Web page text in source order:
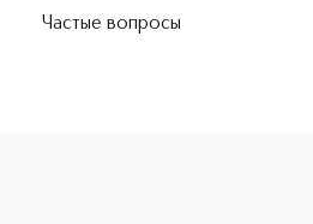
Частые вопросы